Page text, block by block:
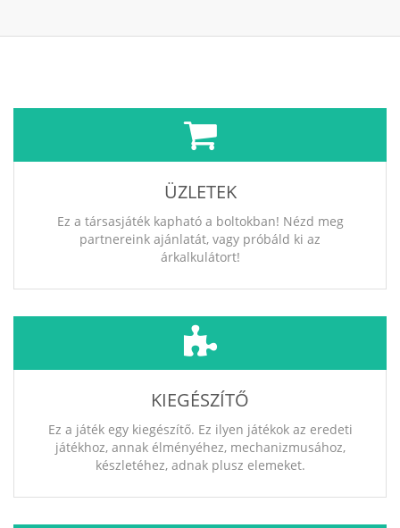
ÜZLETEK
Ez a társasjáték kapható a boltokban! Nézd meg
partnereink ajánlatát, vagy próbáld ki az
árkalkulátort!
KIEGÉSZÍTŐ
Ez a játék egy kiegészítő. Ez ilyen játékok az eredeti
játékhoz, annak élményéhez, mechanizmusához,
készletéhez, adnak plusz elemeket.